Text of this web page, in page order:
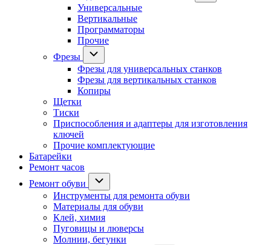
Универсальные
Вертикальные
Программаторы
Прочие
Фрезы
Фрезы для универсальных станков
Фрезы для вертикальных станков
Копиры
Щетки
Тиски
Приспособления и адаптеры для изготовления
ключей
Прочие комплектующие
Батарейки
Ремонт часов
Ремонт обуви
Инструменты для ремонта обуви
Материалы для обуви
Клей, химия
Пуговицы и люверсы
Молнии, бегунки